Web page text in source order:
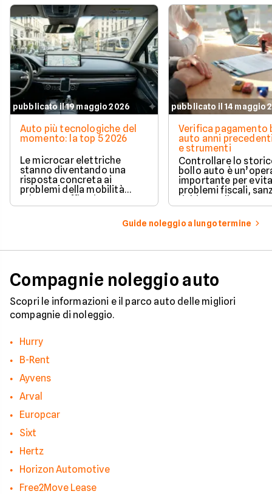
pubblicato il 19 maggio 2026
Auto più tecnologiche del
momento: la top 5 2026
Le microcar elettriche
stanno diventando una
risposta concreta ai
problemi della mobilità
urbana: traffico intenso,
parcheggi limitati e costi di
gestione sempre più alti.
pubblicato il 14 maggio
Verifica pagamento
auto anni
e strumenti
Controllare lo
bollo auto è
importante per
problemi fiscali,
richieste di
inattese.
Guide noleggio a lungo termine
Compagnie noleggio auto
Scopri le informazioni e il parco auto delle migliori
compagnie di noleggio.
Hurry
B-Rent
Ayvens
Arval
Europcar
Sixt
Hertz
Horizon Automotive
Free2Move Lease